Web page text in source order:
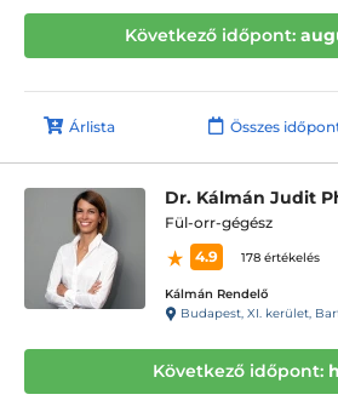
Következő időpont:
Árlista Összes
Dr. Kálmán Judit
Fül-orr-gégész
4.9
178 értékelés
Kálmán Rendelő
Budapest, XI. kerület,
Következő időpont: